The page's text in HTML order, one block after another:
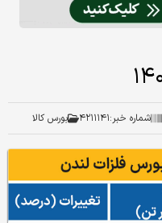
شماره خبر:۴۲۱۱۱۴۱ بورس کالا